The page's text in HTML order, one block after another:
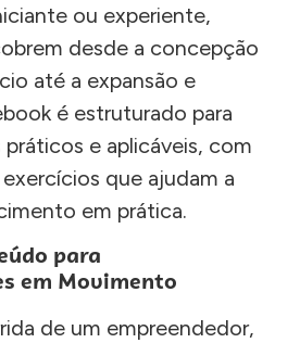
ou experiente,
desde a concepção
até a expansão e
é estruturado para
e aplicáveis, com
que ajudam a
em prática.
para
em Movimento
de um empreendedor,